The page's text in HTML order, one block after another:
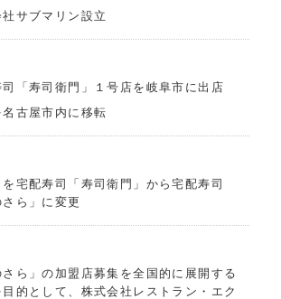
サブマリン設立
「寿司衛門」１号店を岐阜市に出店
古屋市内に移転
宅配寿司「寿司衛門」から宅配寿司
さら」に変更
さら」の加盟店募集を全国的に展開する
的として、 株式会社レストラン・エク